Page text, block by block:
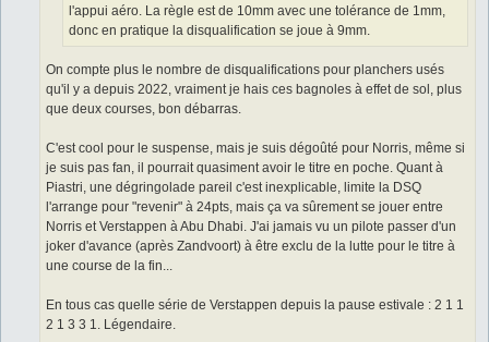
l'appui aéro. La règle est de 10mm avec une tolérance de 1mm,
donc en pratique la disqualification se joue à 9mm.
On compte plus le nombre de disqualifications pour planchers usés
qu'il y a depuis 2022, vraiment je hais ces bagnoles à effet de sol, plus
que deux courses, bon débarras.
C'est cool pour le suspense, mais je suis dégoûté pour Norris, même si
je suis pas fan, il pourrait quasiment avoir le titre en poche. Quant à
Piastri, une dégringolade pareil c'est inexplicable, limite la DSQ
l'arrange pour "revenir" à 24pts, mais ça va sûrement se jouer entre
Norris et Verstappen à Abu Dhabi. J'ai jamais vu un pilote passer d'un
joker d'avance (après Zandvoort) à être exclu de la lutte pour le titre à
une course de la fin...
En tous cas quelle série de Verstappen depuis la pause estivale : 2 1 1
2 1 3 3 1. Légendaire.